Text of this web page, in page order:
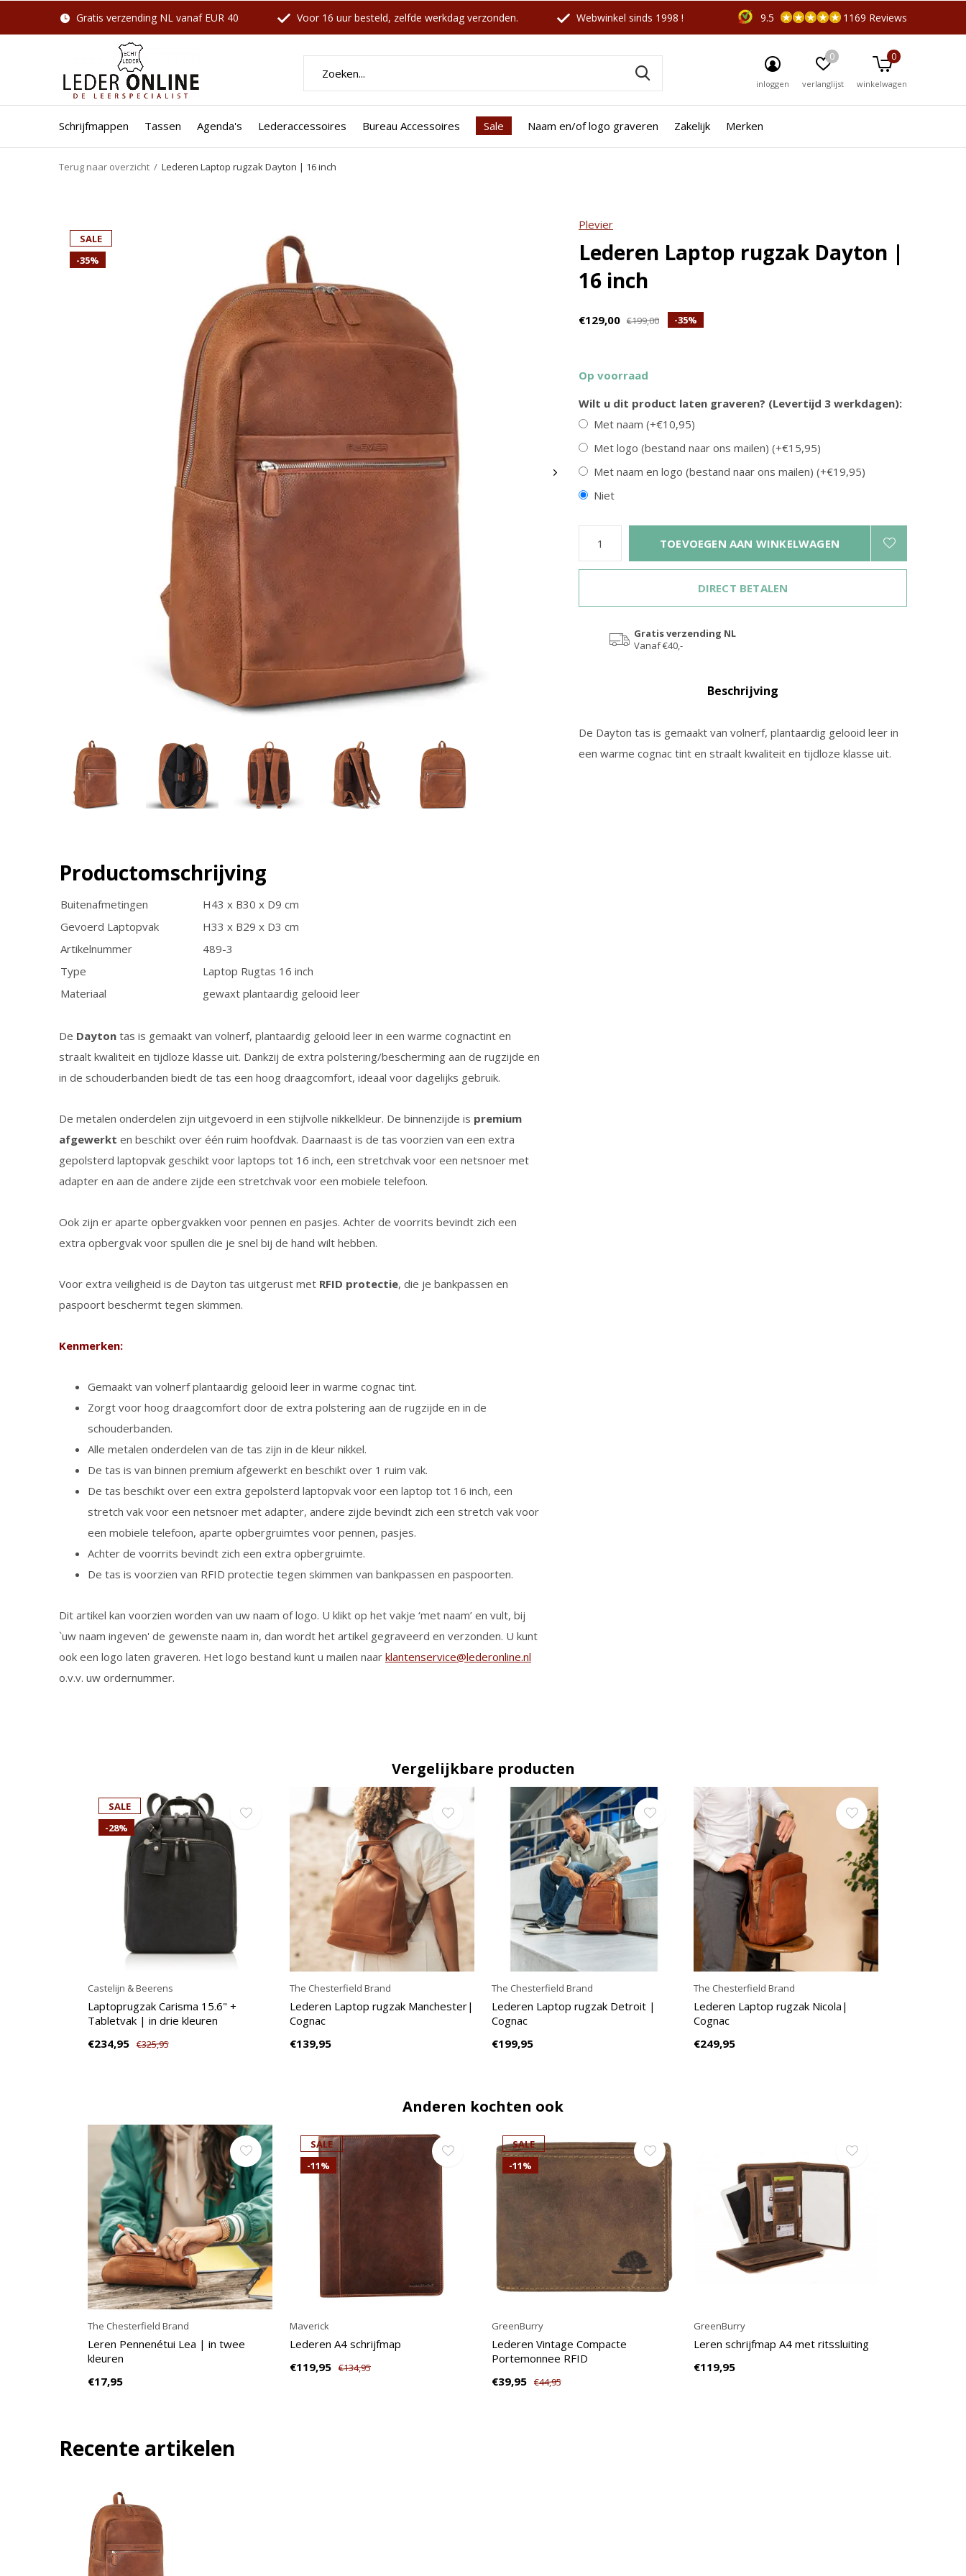
Schrijfmappen Tassen Agenda's Lederaccessoires Bureau Accessoires Sale Naam en/of logo graveren Zakelijk Merken
inloggen verlanglijst
0
winkelwagen
0
Gratis verzending NL vanaf EUR 40 Voor 16 uur besteld, zelfde werkdag verzonden. Webwinkel sinds 1998 ! 9.5 1169 Reviews
Terug naar overzicht Lederen Laptop rugzak Dayton | 16 inch
SALE
-18%
Lederen schrijfmap A4 | ritssluiting en
SALE
-10%
Maverick
Leren Billfold portemonnee The Original
RFID
€44,95
twee kleuren
SALE
-21%
The Chesterfield Brand
Valdes | in twee kleuren
SALE
-35%
Plevier
Lederen Laptop rugzak Dayton |
16 inch
€129,00 €199,00 -35%
Op voorraad
Wilt u dit product laten graveren? (Levertijd 3 werkdagen):
Met naam (+€10,95)
Met logo (bestand naar ons mailen) (+€15,95)
Met naam en logo (bestand naar ons mailen) (+€19,95)
Niet
TOEVOEGEN AAN WINKELWAGEN
DIRECT BETALEN
Gratis verzending NL
Vanaf €40,-
Beschrijving
De Dayton tas is gemaakt van volnerf, plantaardig gelooid leer in
een warme cognac tint en straalt kwaliteit en tijdloze klasse uit.
Productomschrijving
Buitenafmetingen
H43 x B30 x D9 cm
Gevoerd Laptopvak
H33 x B29 x D3 cm
Artikelnummer
489-3
Type
Laptop Rugtas 16 inch
Materiaal
gewaxt plantaardig gelooid leer
De Dayton tas is gemaakt van volnerf, plantaardig gelooid leer in een warme cognactint en
straalt kwaliteit en tijdloze klasse uit. Dankzij de extra polstering/bescherming aan de rugzijde en
in de schouderbanden biedt de tas een hoog draagcomfort, ideaal voor dagelijks gebruik.
De metalen onderdelen zijn uitgevoerd in een stijlvolle nikkelkleur. De binnenzijde is premium
afgewerkt en beschikt over één ruim hoofdvak. Daarnaast is de tas voorzien van een extra
gepolsterd laptopvak geschikt voor laptops tot 16 inch, een stretchvak voor een netsnoer met
adapter en aan de andere zijde een stretchvak voor een mobiele telefoon.
Ook zijn er aparte opbergvakken voor pennen en pasjes. Achter de voorrits bevindt zich een
extra opbergvak voor spullen die je snel bij de hand wilt hebben.
Voor extra veiligheid is de Dayton tas uitgerust met RFID protectie, die je bankpassen en
paspoort beschermt tegen skimmen.
Kenmerken:
Gemaakt van volnerf plantaardig gelooid leer in warme cognac tint.
Zorgt voor hoog draagcomfort door de extra polstering aan de rugzijde en in de
schouderbanden.
Alle metalen onderdelen van de tas zijn in de kleur nikkel.
De tas is van binnen premium afgewerkt en beschikt over 1 ruim vak.
De tas beschikt over een extra gepolsterd laptopvak voor een laptop tot 16 inch, een
stretch vak voor een netsnoer met adapter, andere zijde bevindt zich een stretch vak voor
een mobiele telefoon, aparte opbergruimtes voor pennen, pasjes.
Achter de voorrits bevindt zich een extra opbergruimte.
De tas is voorzien van RFID protectie tegen skimmen van bankpassen en paspoorten.
Dit artikel kan voorzien worden van uw naam of logo. U klikt op het vakje ‘met naam’ en vult, bij
`uw naam ingeven' de gewenste naam in, dan wordt het artikel gegraveerd en verzonden. U kunt
ook een logo laten graveren. Het logo bestand kunt u mailen naar klantenservice@lederonline.nl
o.v.v. uw ordernummer.
Vergelijkbare producten
SALE
-28%
Castelijn & Beerens
Laptoprugzak Carisma 15.6" +
Tabletvak | in drie kleuren
€234,95 €325,95
The Chesterfield Brand
Lederen Laptop rugzak Manchester|
Cognac
€139,95
The Chesterfield Brand
Lederen Laptop rugzak Detroit |
Cognac
€199,95
The Chesterfield Brand
Lederen Laptop rugzak Nicola|
Cognac
€249,95
Anderen kochten ook
The Chesterfield Brand
Leren Pennenétui Lea | in twee
kleuren
€17,95
SALE
-11%
Maverick
Lederen A4 schrijfmap
€119,95 €134,95
SALE
-11%
GreenBurry
Lederen Vintage Compacte
Portemonnee RFID
€39,95 €44,95
GreenBurry
Leren schrijfmap A4 met ritssluiting
€119,95
Recente artikelen